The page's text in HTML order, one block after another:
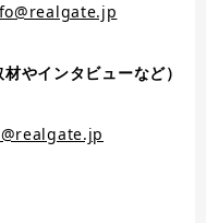
やインタビューなど）